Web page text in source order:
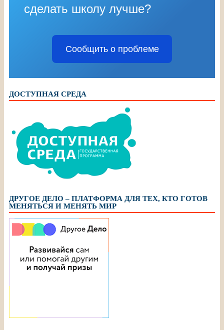
сделать школу лучше?
Сообщить о проблеме
ДОСТУПНАЯ СРЕДА
ДРУГОЕ ДЕЛО – ПЛАТФОРМА ДЛЯ ТЕХ, КТО ГОТОВ
МЕНЯТЬСЯ И МЕНЯТЬ МИР